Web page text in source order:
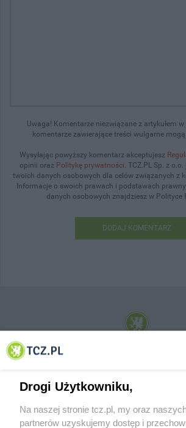
Uwaga! Komentarze niezwiązane z artykułem
komentarze zawierające treści wulgarne
Wysyłając powyższy komentarz akceptujesz
opinii oraz Politykę prywatności. TCZ.PL Sp. z
twoich danych osobowych dla celów związanych z
Informacje o swoich prawach i podstawach
danych osobowych znajdziesz w Polityce
DODAJ KOMENTARZ
© 2001-2026 Tczew - TCZ.PL Sp. z o.o. Internetowy
Drogi Użytkowniku,
Na naszej stronie tcz.pl, my oraz
partnerów uzyskujemy dostęp i